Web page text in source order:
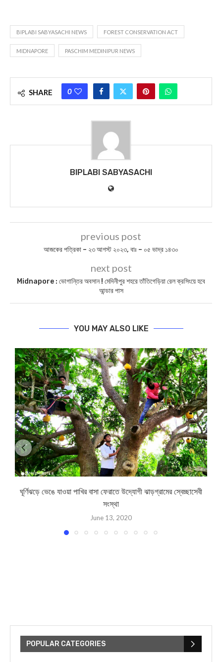
BIPLABI SABYASACHI NEWS FOREST CONSERVATION ACT
MIDNAPORE PASCHIM MEDINIPUR NEWS
SHARE 0
BIPLABI SABYASACHI
previous post
আজকের পত্রিকা – ২৩ আগস্ট ২০২৩, বাঃ – ০৫ ভাদ্র ১৪৩০
next post
Midnapore : ভোগান্তির অবসান ! মেদিনীপুর শহরে তাঁতিগেড়িয়া রেল ক্রসিংয়ে হবে
আন্ডার পাস
YOU MAY ALSO LIKE
ঘূর্ণিঝড়ে ভেঙে যাওয়া পাখির বাসা ফেরাতে উদ্যোগী ঝাড়গ্রামের স্বেচ্ছাসেবী
সংস্থা
June 13, 2020
POPULAR CATEGORIES